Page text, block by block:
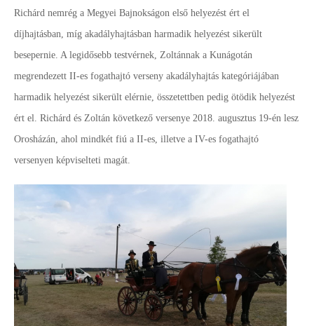
Richárd nemrég a Megyei Bajnokságon első helyezést ért el
díjhajtásban, míg akadályhajtásban harmadik helyezést sikerült
besepernie. A legidősebb testvérnek, Zoltánnak a Kunágotán
megrendezett II-es fogathajtó verseny akadályhajtás kategóriájában
harmadik helyezést sikerült elérnie, összetettben pedig ötödik helyezést
ért el. Richárd és Zoltán következő versenye 2018. augusztus 19-én lesz
Orosházán, ahol mindkét fiú a II-es, illetve a IV-es fogathajtó
versenyen képviselteti magát.